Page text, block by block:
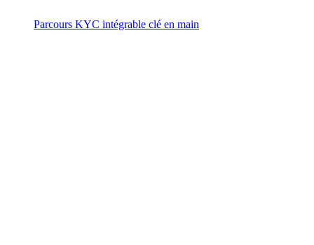
Parcours KYC intégrable clé en main